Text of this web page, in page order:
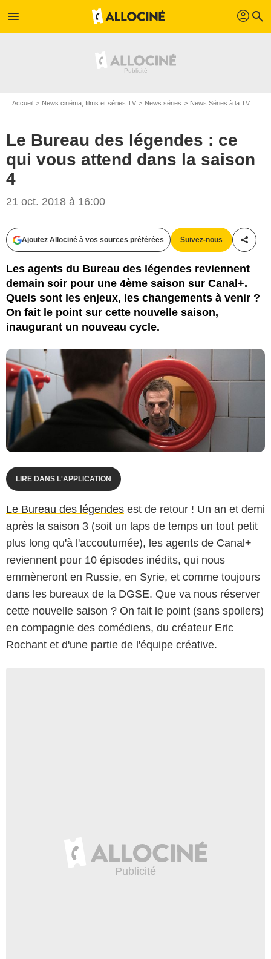
menu profil search
Accueil News cinéma, films et séries TV News séries News Séries à la TV
Le Bureau des légendes : ce
qui vous attend dans la saison
4
21 oct. 2018 à 16:00
Ajoutez Allociné à vos sources préférées Suivez-nous
Les agents du Bureau des légendes reviennent
demain soir pour une 4ème saison sur Canal+.
Quels sont les enjeux, les changements à venir ?
On fait le point sur cette nouvelle saison,
inaugurant un nouveau cycle.
TOP THE OLIGARCHS PRODUCTIONS / CANAL+
LIRE DANS L'APPLICATION
Le Bureau des légendes est de retour ! Un an et demi
après la saison 3 (soit un laps de temps un tout petit
plus long qu'à l'accoutumée), les agents de Canal+
reviennent pour 10 épisodes inédits, qui nous
emmèneront en Russie, en Syrie, et comme toujours
dans les bureaux de la DGSE. Que va nous réserver
cette nouvelle saison ? On fait le point (sans spoilers)
en compagnie des comédiens, du créateur Eric
Rochant et d'une partie de l'équipe créative.